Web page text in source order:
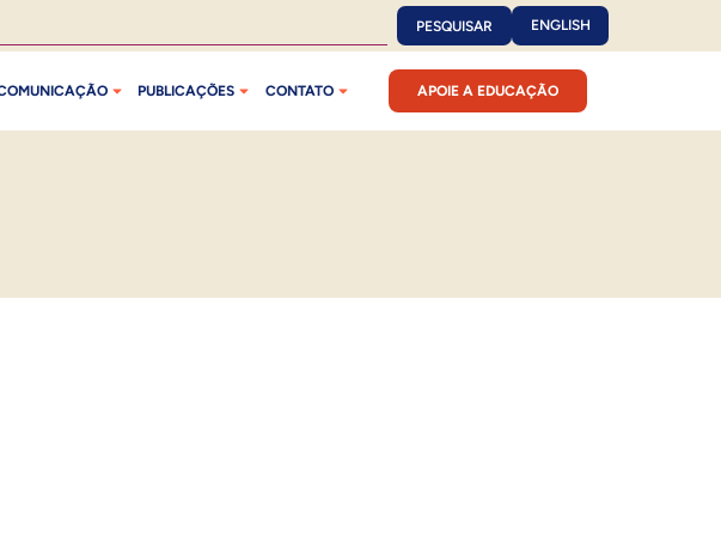
PESQUISAR ENGLISH
PUBLICAÇÕES CONTATO APOIE A EDUCAÇÃO